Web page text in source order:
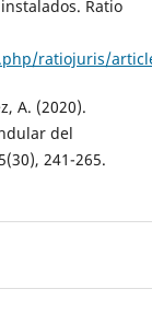
Ratio
ratiojuris/
A. (2020).
del
241-265.